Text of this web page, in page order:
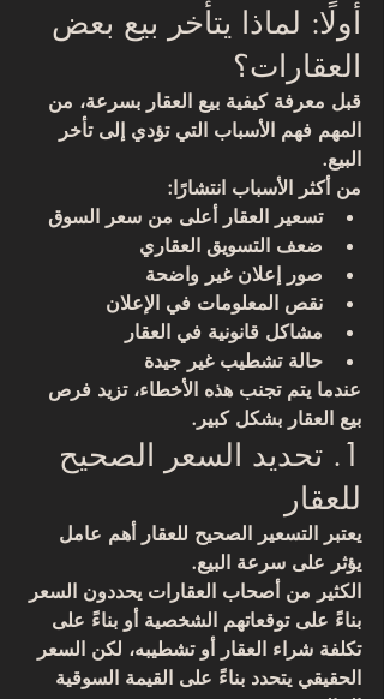
أولًا: لماذا يتأخر بيع بعض
العقارات؟
قبل معرفة كيفية بيع العقار بسرعة، من
المهم فهم الأسباب التي تؤدي إلى تأخر
البيع.
من أكثر الأسباب انتشارًا:
تسعير العقار أعلى من سعر السوق
ضعف التسويق العقاري
صور إعلان غير واضحة
نقص المعلومات في الإعلان
مشاكل قانونية في العقار
حالة تشطيب غير جيدة
عندما يتم تجنب هذه الأخطاء، تزيد فرص
بيع العقار بشكل كبير.
1. تحديد السعر الصحيح
للعقار
يعتبر التسعير الصحيح للعقار أهم عامل
يؤثر على سرعة البيع.
الكثير من أصحاب العقارات يحددون السعر
بناءً على توقعاتهم الشخصية أو بناءً على
تكلفة شراء العقار أو تشطيبه، لكن السعر
الحقيقي يتحدد بناءً على القيمة السوقية